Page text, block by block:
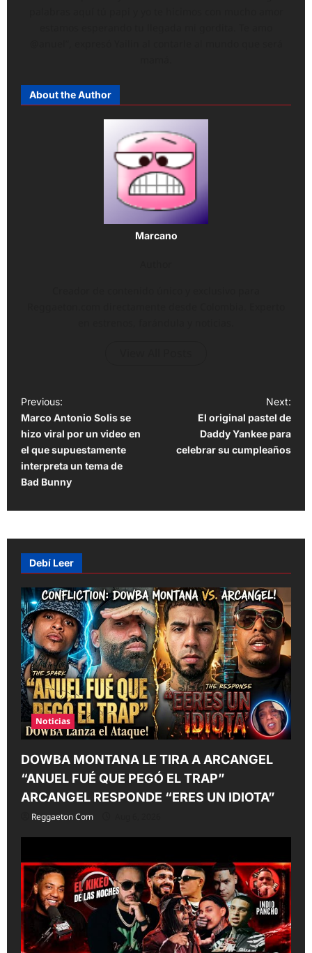
About the Author
Marcano
P
o
s
t
n
a
i
g
a
t
i
o
n
Previous:
Marco Antonio Solis se
hizo viral por un video en
el que supuestamente
interpreta un tema de
Bad Bunny
Next:
El original pastel de
Daddy Yankee para
celebrar su cumpleaños
Debí Leer
Noticias
DOWBA MONTANA LE TIRA A ARCANGEL
“ANUEL FUÉ QUE PEGÓ EL TRAP”
ARCANGEL RESPONDE “ERES UN IDIOTA”
Reggaeton Com